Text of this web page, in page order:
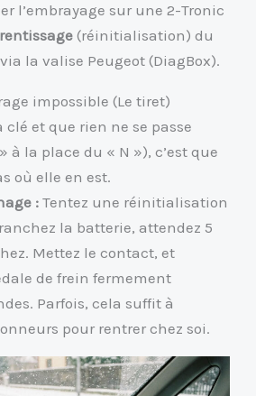
l’embrayage sur une 2-Tronic
(réinitialisation) du
la valise Peugeot (DiagBox).
impossible (Le tiret)
clé et que rien ne se passe
à la place du « N »), c’est que
où elle en est.
: Tentez une réinitialisation
la batterie, attendez 5
Mettez le contact, et
de frein fermement
Parfois, cela suffit à
pour rentrer chez soi.